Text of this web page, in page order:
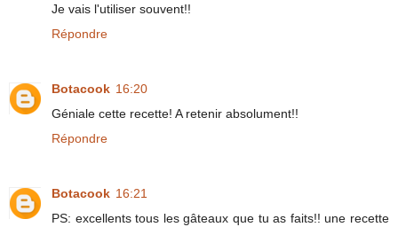
Je vais l'utiliser souvent!!
Répondre
Botacook 16:20
Géniale cette recette! A retenir absolument!!
Répondre
Botacook 16:21
PS: excellents tous les gâteaux que tu as faits!! une recette